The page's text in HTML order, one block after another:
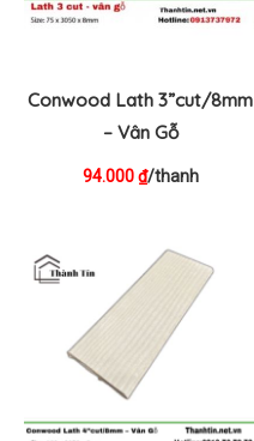
Conwood Lath 3”cut/8mm
– Vân Gỗ
94.000₫/thanh